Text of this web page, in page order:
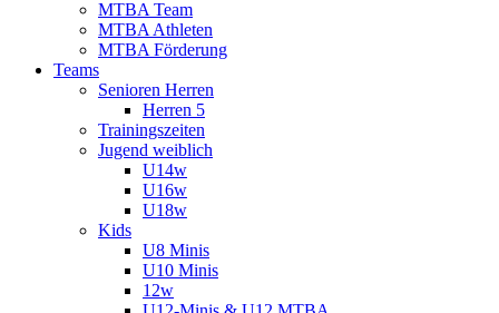
MTBA Team
MTBA Athleten
MTBA Förderung
Teams
Senioren Herren
Herren 5
Trainingszeiten
Jugend weiblich
U14w
U16w
U18w
Kids
U8 Minis
U10 Minis
12w